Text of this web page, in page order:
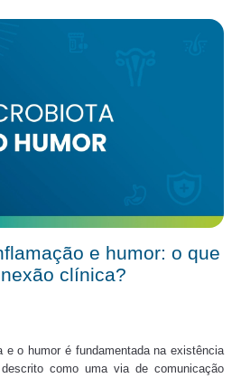
e humor: o que
clínica?
e o humor é fundamentada na existência
como uma via de comunicação